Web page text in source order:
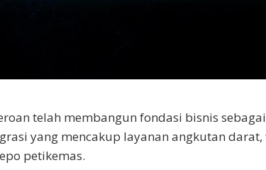
telah membangun fondasi bisnis sebagai
yang mencakup layanan angkutan darat,
petikemas.